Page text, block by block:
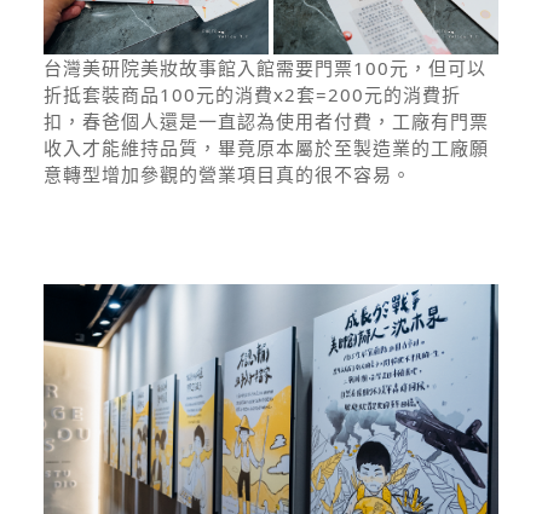
台灣美研院美妝故事館入館需要門票100元，但可以
折抵套裝商品100元的消費x2套=200元的消費折
扣，春爸個人還是一直認為使用者付費，工廠有門票
收入才能維持品質，畢竟原本屬於至製造業的工廠願
意轉型增加參觀的營業項目真的很不容易。